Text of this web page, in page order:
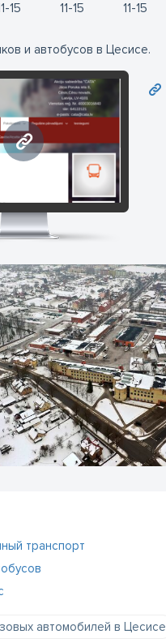
15 11 15 11 15
и автобусов в Цесисе.
www.cata.lv
транспорт
автомобилей в Цесисе